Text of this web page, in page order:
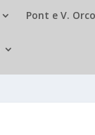
Pont e V.